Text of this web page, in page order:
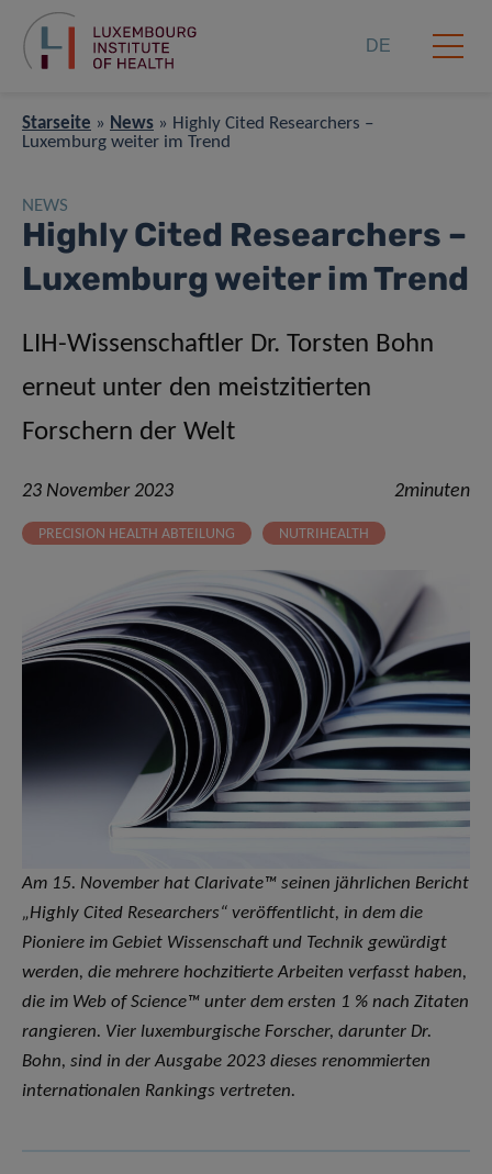
DE
Starseite » News » Highly Cited Researchers –
Luxemburg weiter im Trend
NEWS
Highly Cited Researchers –
Luxemburg weiter im Trend
LIH-Wissenschaftler Dr. Torsten Bohn
erneut unter den meistzitierten
Forschern der Welt
23 November 2023 2minuten
PRECISION HEALTH ABTEILUNG NUTRIHEALTH
Am 15. November hat Clarivate™ seinen jährlichen Bericht
„Highly Cited Researchers“ veröffentlicht, in dem die
Pioniere im Gebiet Wissenschaft und Technik gewürdigt
werden, die mehrere hochzitierte Arbeiten verfasst haben,
die im Web of Science™ unter dem ersten 1 % nach Zitaten
rangieren. Vier luxemburgische Forscher, darunter Dr.
Bohn, sind in der Ausgabe 2023 dieses renommierten
internationalen Rankings vertreten.